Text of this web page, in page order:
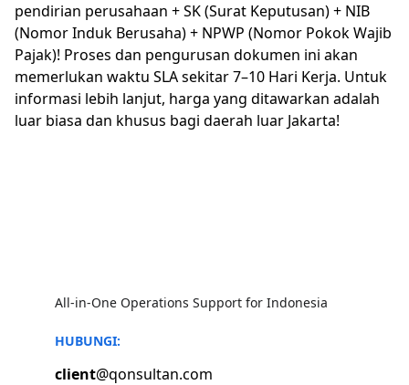
pendirian perusahaan + SK (Surat Keputusan) + NIB
(Nomor Induk Berusaha) + NPWP (Nomor Pokok Wajib
Pajak)! Proses dan pengurusan dokumen ini akan
memerlukan waktu SLA sekitar 7–10 Hari Kerja. Untuk
informasi lebih lanjut, harga yang ditawarkan adalah
luar biasa dan khusus bagi daerah luar Jakarta!
All-in-One Operations Support for Indonesia
HUBUNGI:
client@qonsultan.com